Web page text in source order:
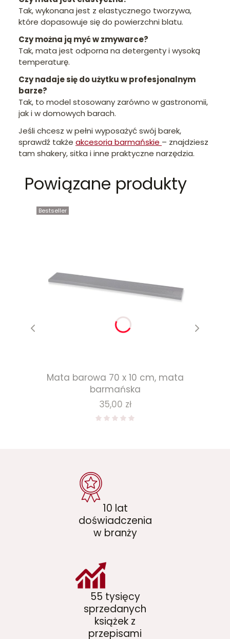
Tak, wykonana jest z elastycznego tworzywa,
które dopasowuje się do powierzchni blatu.
Czy można ją myć w zmywarce?
Tak, mata jest odporna na detergenty i wysoką
temperaturę.
Czy nadaje się do użytku w profesjonalnym
barze?
Tak, to model stosowany zarówno w gastronomii,
jak i w domowych barach.
Jeśli chcesz w pełni wyposażyć swój barek,
sprawdź także akcesoria barmańskie – znajdziesz
tam shakery, sitka i inne praktyczne narzędzia.
Powiązane produkty
Bestseller
Mata barowa 70 x 10 cm, mata
barmańska
Cena
35,00 zł
10 lat
doświadczenia
w branży
55 tysięcy
sprzedanych
książek z
przepisami